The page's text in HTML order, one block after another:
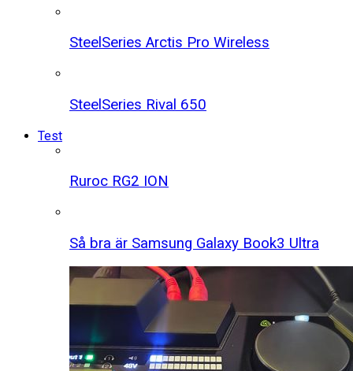
SteelSeries Arctis Pro Wireless
SteelSeries Rival 650
Test
Ruroc RG2 ION
Så bra är Samsung Galaxy Book3 Ultra